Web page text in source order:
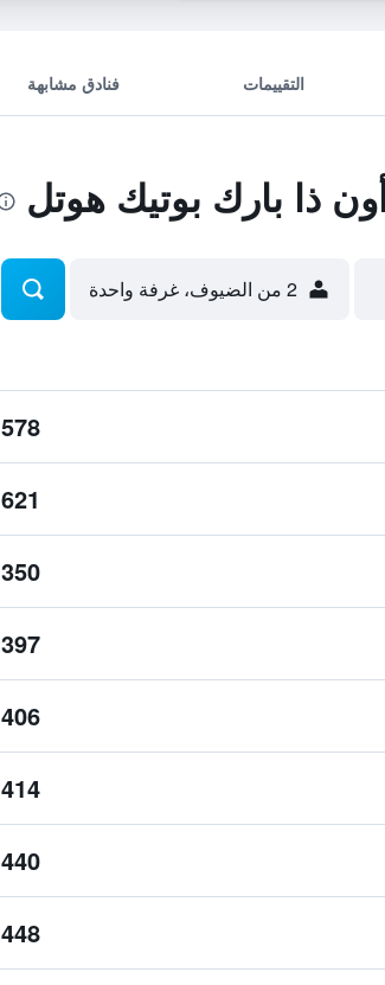
التقييمات فنادق مشابهة
ذا بارك بوتيك هوتل
2 من الضيوف، غرفة واحدة
578 ﷼
621 ﷼
350 ﷼
397 ﷼
406 ﷼
414 ﷼
440 ﷼
448 ﷼